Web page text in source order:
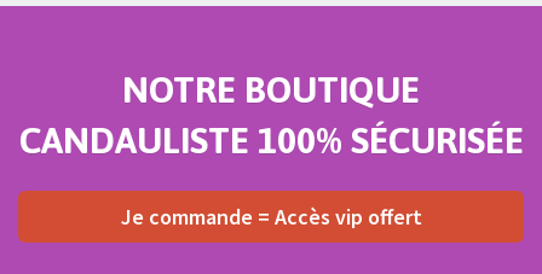
NOTRE BOUTIQUE
CANDAULISTE 100% SÉCURISÉE
Je commande = Accès vip offert